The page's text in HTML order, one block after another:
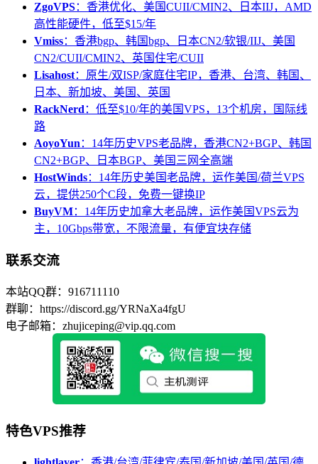
ZgoVPS：香港优化、美国CUII/CMIN2、日本IIJ，AMD
高性能硬件，低至$15/年
Vmiss：香港bgp、韩国bgp、日本CN2/软银/IIJ、美国
CN2/CUII/CMIN2、英国住宅/CUII
Lisahost：原生/双ISP/家庭住宅IP，香港、台湾、韩国、
日本、新加坡、美国、英国
RackNerd ：低至$10/年的美国VPS，13个机房，国际线
路
AoyoYun ：14年历史VPS老品牌，香港CN2+BGP、韩国
CN2+BGP、日本BGP、美国三网全高端
HostWinds：14年历史美国老品牌，运作美国/荷兰VPS
云，提供250个C段，免费一键换IP
BuyVM：14年历史加拿大老品牌，运作美国VPS云为
主，10Gbps带宽，不限流量，有便宜块存储
联系交流
本站QQ群：916711110
群聊：https://discord.gg/YRNaXa4fgU
电子邮箱：zhujiceping@vip.qq.com
特色VPS推荐